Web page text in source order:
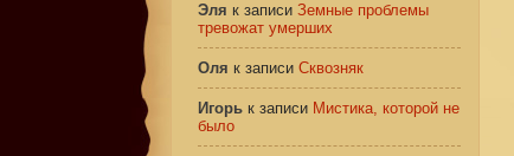
Эля к записи Земные проблемы
тревожат умерших
Оля к записи Сквозняк
Игорь к записи Мистика, которой не
было